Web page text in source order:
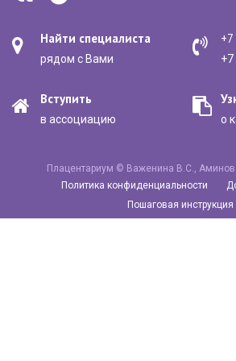
Найти специалиста
рядом с Вами
о
Вступить
в ассоциацию
Плацентариум © Важенина В.С.,
Политика конфиденциальности
Пошаговая инструкция